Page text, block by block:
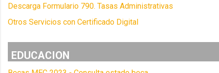
Descarga Formulario 790. Tasas Administrativas
Otros Servicios con Certificado Digital
EDUCACION